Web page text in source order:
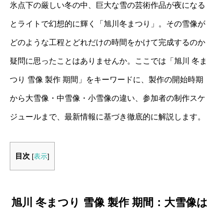
氷点下の厳しい冬の中、巨大な雪の芸術作品が夜になる
とライトで幻想的に輝く「旭川冬まつり」。その雪像が
どのような工程とどれだけの時間をかけて完成するのか
疑問に思ったことはありませんか。ここでは「旭川 冬ま
つり 雪像 製作 期間」をキーワードに、製作の開始時期
から大雪像・中雪像・小雪像の違い、参加者の制作スケ
ジュールまで、最新情報に基づき徹底的に解説します。
目次 [表示]
旭川 冬まつり 雪像 製作 期間：大雪像は